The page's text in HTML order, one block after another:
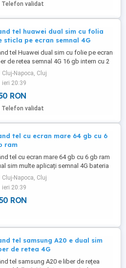
Telefon validat
tel huawei dual sim cu folia
sticla pe ecran semnal 4G
tel Huawei dual sim cu folie pe ecran
de retea semnal 4G 16 gb intern cu 2
ram multe aplicati bateria tine bine
poze reale astept oferte dar an
sau cluj nu se triite an tara.tel .
Cluj-Napoca, Cluj
ieri 20:39
RON
Telefon validat
tel cu ecran mare 64 gb cu 6
ram
tel cu ecran mare 64 gb cu 6 gb ram
sim multe aplicați semnal 4G bateria
farte bine poze reale aștept oferte dar
floresti sau cluj nu se trimite an țara.
Cluj-Napoca, Cluj
ieri 20:39
RON
tel samsung A20 e dual sim
de retea 4G
tel samsung A20 e liber de rețea